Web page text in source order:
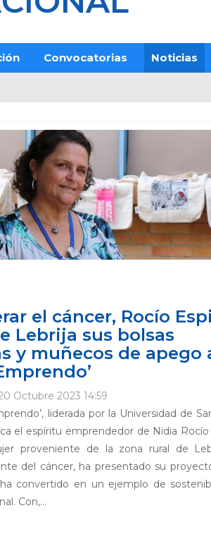
Convocatorias Noticias
el cáncer, Rocío
Lebrija sus bolsas
y muñecos de apego
Octubre 2023 14:59
liderada por la Universidad de
el espíritu emprendedor de Nidia Rocío
proveniente de la zona rural de
del cáncer, ha presentado su
ha convertido en un ejemplo de
Con,...